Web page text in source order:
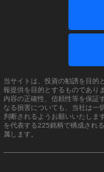
当サイトは、投資の勧誘を目的
報提供を目的とするものであり
内容の正確性、信頼性等を保証
なる損害についても、当社は一
判断されるようお願いいたしま
を代表する225銘柄で構成され
属します。